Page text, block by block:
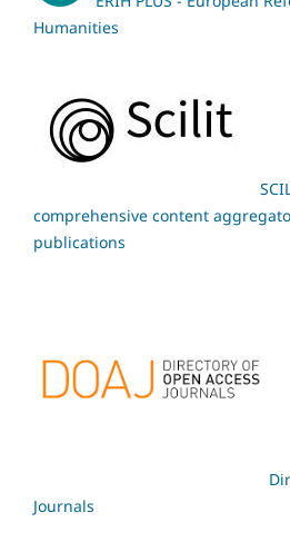
Humanities
comprehensive content
publications
Journals